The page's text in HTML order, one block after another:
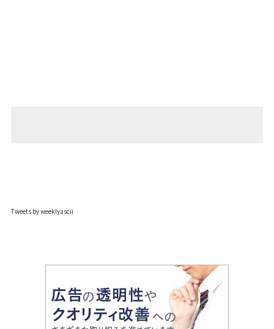
Tweets by weeklyascii